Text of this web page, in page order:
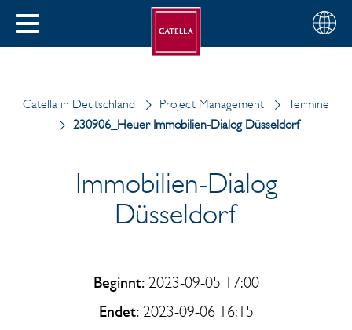
SCHLIESSEN
Wählen
Sie
Deutsch
Catella in Deutschland Project Management
Termine
230906_Heuer Immobilien-Dialog Düsseldorf
Immobilien-Dialog
Düsseldorf
Beginnt:2023-09-05 17:00
Endet:2023-09-06 16:15